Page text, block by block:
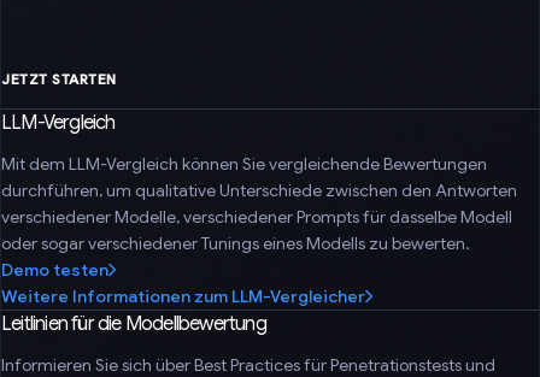
JETZT STARTEN
LLM-Vergleich
Mit dem LLM-Vergleich können Sie vergleichende Bewertungen
durchführen, um qualitative Unterschiede zwischen den Antworten
verschiedener Modelle, verschiedener Prompts für dasselbe Modell
oder sogar verschiedener Tunings eines Modells zu bewerten.
Demo testen
Weitere Informationen zum LLM-Vergleicher
Leitlinien für die Modellbewertung
Informieren Sie sich über Best Practices für Penetrationstests und